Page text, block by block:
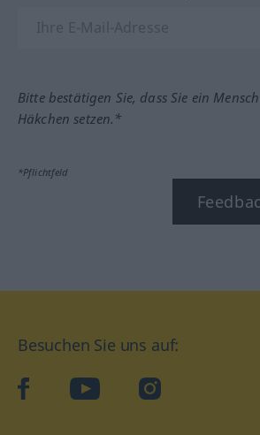
Bitte bestätigen Sie, dass Sie ein
Häkchen setzen.*
*Pflichtfeld
Besuchen Sie uns auf:
facebookYouTube Instagram